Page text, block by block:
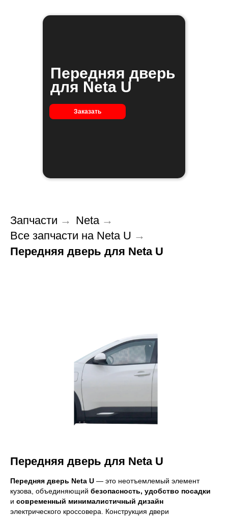
Передняя дверь
для Neta U
Заказать
Запчасти → Neta →
Все запчасти на Neta U →
Передняя дверь для Neta U
Передняя дверь для Neta U
Передняя дверь Neta U — это неотъемлемый элемент
кузова, объединяющий безопасность, удобство посадки
и современный минималистичный дизайн
электрического кроссовера. Конструкция двери